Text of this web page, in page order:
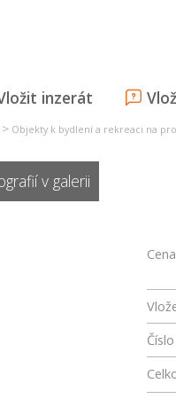
inzerát
> Objekty k bydlení a rekreaci na
v galerii
Cena